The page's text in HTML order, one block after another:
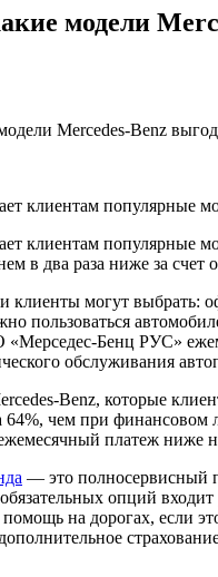
модели
Mercedes-Benz
клиентам популярные
клиентам популярные
в два раза ниже за
клиенты могут выбрать:
пользоваться
Бенц РУС»
обслуживания
Benz, которые
чем при финансовом
платеж ниже
— это полносервисный
опций
помощь на дорогах,